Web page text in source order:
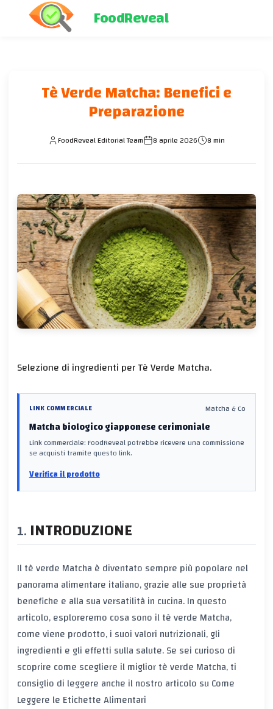
FoodReveal
Tè Verde Matcha: Benefici e
Preparazione
FoodReveal Editorial Team 8 aprile 2026 8 min
Selezione di ingredienti per Tè Verde Matcha.
LINK COMMERCIALE Matcha & Co
Matcha biologico giapponese cerimoniale
Link commerciale: FoodReveal potrebbe ricevere una commissione
se acquisti tramite questo link.
Verifica il prodotto
INTRODUZIONE
Il tè verde Matcha è diventato sempre più popolare nel
panorama alimentare italiano, grazie alle sue proprietà
benefiche e alla sua versatilità in cucina. In questo
articolo, esploreremo cosa sono il tè verde Matcha,
come viene prodotto, i suoi valori nutrizionali, gli
ingredienti e gli effetti sulla salute. Se sei curioso di
scoprire come scegliere il miglior tè verde Matcha, ti
consiglio di leggere anche il nostro articolo su Come
Leggere le Etichette Alimentari